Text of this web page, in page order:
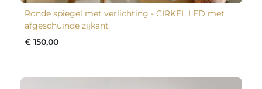
Ronde spiegel met verlichting - CIRKEL LED met
afgeschuinde zijkant
€ 150,00